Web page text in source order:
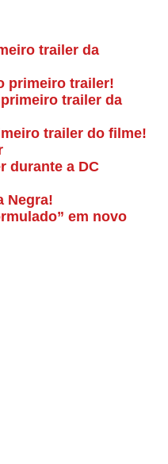
trailer da
primeiro trailer!
trailer da
trailer do filme!
durante a DC
Negra!
em novo